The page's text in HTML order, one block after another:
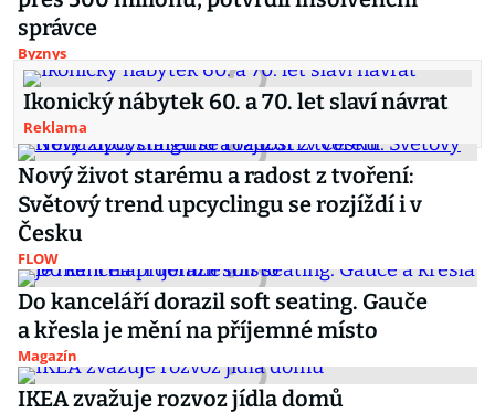
správce
Byznys
Ikonický nábytek 60. a 70. let slaví návrat
Reklama
Nový život starému a radost z tvoření:
Světový trend upcyclingu se rozjíždí i v
Česku
FLOW
Do kanceláří dorazil soft seating. Gauče
a křesla je mění na příjemné místo
Magazín
IKEA zvažuje rozvoz jídla domů